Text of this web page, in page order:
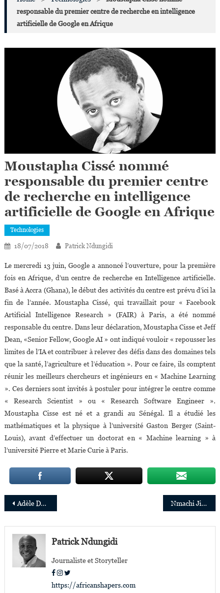
responsable du premier centre de recherche en intelligence
artificielle de Google en Afrique
Moustapha Cissé nommé
responsable du premier centre
de recherche en intelligence
artificielle de Google en Afrique
Technologies
18/07/2018 Patrick Ndungidi
Le mercredi 13 juin, Google a annoncé l’ouverture, pour la première
fois en Afrique, d’un centre de recherche en Intelligence artificielle.
Basé à Accra (Ghana), le début des activités du centre est prévu d’ici la
fin de l’année. Moustapha Cissé, qui travaillait pour « Facebook
Artificial Intelligence Research » (FAIR) à Paris, a été nommé
responsable du centre. Dans leur déclaration, Moustapha Cisse et Jeff
Dean, «Senior Fellow, Google AI » ont indiqué vouloir « repousser les
limites de l’IA et contribuer à relever des défis dans des domaines tels
que la santé, l’agriculture et l’éducation ». Pour ce faire, ils comptent
réunir les meilleurs chercheurs et ingénieurs en « Machine Learning
». Ces derniers sont invités à postuler pour intégrer le centre comme
« Research Scientist » ou « Research Software Engineer ».
Moustapha Cisse est né et a grandi au Sénégal. Il a étudié les
mathématiques et la physique à l’université Gaston Berger (Saint-
Louis), avant d’effectuer un doctorat en « Machine learning » à
l’université Pierre et Marie Curie à Paris.
Navigation
de
l’article
Adèle Dejak, la créative fashion designer de produits de luxe made in Africa Nmachi Jidenma, 29 ans, spécialiste des partenariats stratégiques à la Silicon Valley
Patrick Ndungidi
Journaliste et Storyteller
https://africanshapers.com